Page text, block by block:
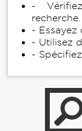
-
recherche.
- Essayez
- Utilisez
-